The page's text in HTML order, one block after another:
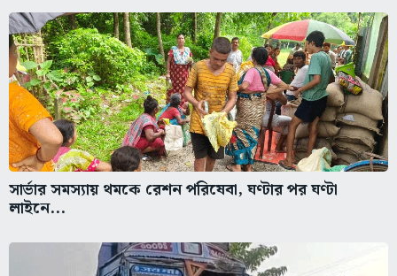
সার্ভার সমস্যায় থমকে রেশন পরিষেবা, ঘণ্টার পর ঘণ্টা
লাইনে...